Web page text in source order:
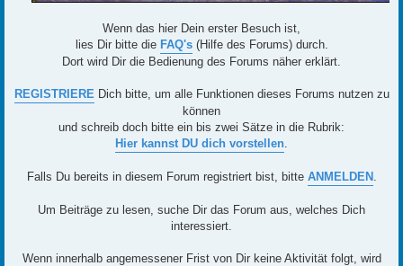
Wenn das hier Dein erster Besuch ist,
lies Dir bitte die FAQ's(Hilfe des Forums) durch.
Dort wird Dir die Bedienung des Forums näher erklärt.
REGISTRIEREDich bitte, um alle Funktionen dieses Forums nutzen zu
können
und schreib doch bitte ein bis zwei Sätze in die Rubrik:
Hier kannst DU dich vorstellen.
Falls Du bereits in diesem Forum registriert bist, bitte ANMELDEN .
Um Beiträge zu lesen, suche Dir das Forum aus, welches Dich
interessiert.
Wenn innerhalb angemessener Frist von Dir keine Aktivität folgt, wird